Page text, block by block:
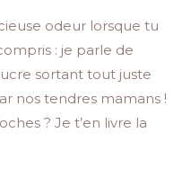
odeur lorsque tu
: je parle de
sortant tout juste
nos tendres mamans !
? Je t’en livre la